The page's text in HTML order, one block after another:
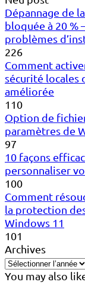
Dépannage de
bloquée à 20 %
problèmes
226
Comment
sécurité locales
améliorée
110
Option de
paramètres de
97
10 façons
personnaliser
100
Comment
la protection
Windows 11
101
Archives
You may also